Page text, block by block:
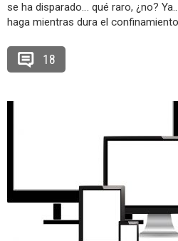
se ha disparado… qué raro, ¿no?
haga mientras dura el
18